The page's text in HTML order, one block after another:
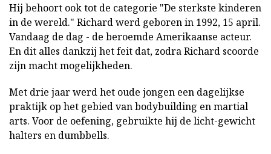
Hij behoort ook tot de categorie "De sterkste kinderen
in de wereld." Richard werd geboren in 1992, 15 april.
Vandaag de dag - de beroemde Amerikaanse acteur.
En dit alles dankzij het feit dat, zodra Richard scoorde
zijn macht mogelijkheden.
Met drie jaar werd het oude jongen een dagelijkse
praktijk op het gebied van bodybuilding en martial
arts. Voor de oefening, gebruikte hij de licht-gewicht
halters en dumbbells.